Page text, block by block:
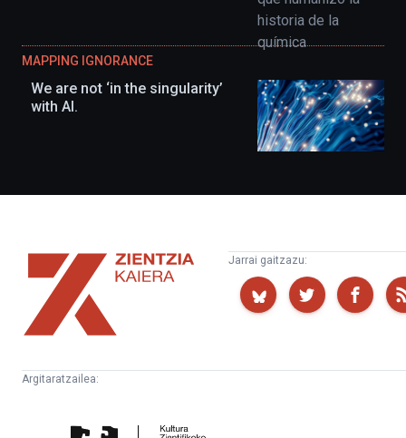
MAPPING IGNORANCE
We are not ‘in the singularity’
with AI.
Zientzia
Kaiera
Jarrai gaitzazu:
Argitaratzailea:
Zientifikoko